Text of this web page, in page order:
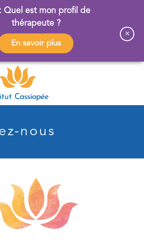
: Quel est mon profil de
thérapeute ?
En savoir plus
×
nous